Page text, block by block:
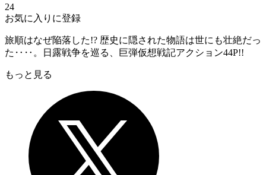
24
お気に入りに登録
旅順はなぜ陥落した!? 歴史に隠された物語は世にも壮絶だっ
た‥‥。日露戦争を巡る、巨弾仮想戦記アクション44P!!
もっと見る